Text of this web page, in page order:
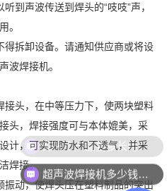
到声波传送到焊头的“吱吱”声，
。
拆卸设备。请通知供应商或将设
波焊接机。
接头，在中等压力下，使两块塑料
头，焊接强度可与本体媲美，采
计，可实现防水和不透气，并采
焊接。
振动，使焊头压在塑料制品的突出
焊一个产品要多长时间？